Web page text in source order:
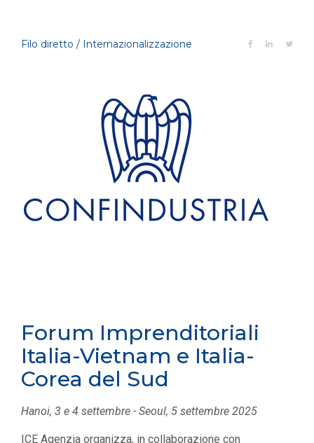
Filo diretto / Internazionalizzazione
Forum Imprenditoriali
Italia-Vietnam e Italia-
Corea del Sud
Hanoi, 3 e 4 settembre - Seoul, 5 settembre 2025
ICE Agenzia organizza, in collaborazione con